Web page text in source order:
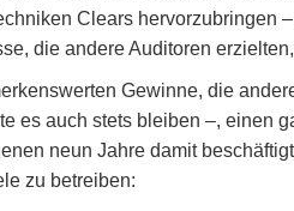
Clears hervorzubringen
die andere Auditoren
Gewinne, die
es auch stets bleiben –, einen
neun Jahre damit
zu betreiben: